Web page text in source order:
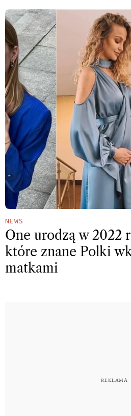
NEWS
One urodzą w 2022
które znane Polki
matkami